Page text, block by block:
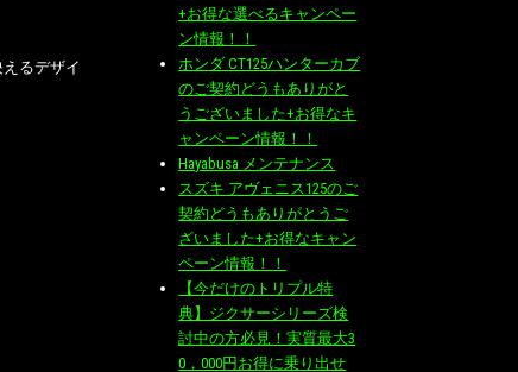
るデザイ
+お得な選べるキャンペー
ン情報！！
ホンダ CT125ハンターカブ
のご契約どうもありがと
うございました+お得なキ
ャンペーン情報！！
Hayabusa メンテナンス
スズキ アヴェニス125のご
契約どうもありがとうご
ざいました+お得なキャン
ペーン情報！！
【今だけのトリプル特
典】ジクサーシリーズ検
討中の方必見！実質最大3
0，000円お得に乗り出せ